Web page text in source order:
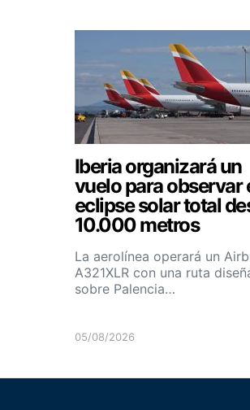
Iberia organizará un
vuelo para observar
eclipse solar total
10.000 metros
La aerolínea operará un
A321XLR con una ruta
sobre Palencia…
05/08/2026